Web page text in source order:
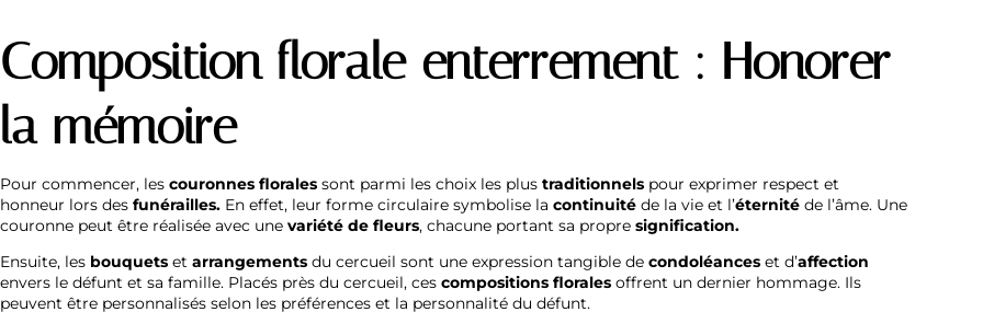
Composition florale enterrement : Honorer
la mémoire
Pour commencer, les couronnes florales sont parmi les choix les plus traditionnels pour exprimer respect et
honneur lors des funérailles. En effet, leur forme circulaire symbolise la continuité de la vie et l’éternité de l’âme. Une
couronne peut être réalisée avec une variété de fleurs, chacune portant sa propre signification.
Ensuite, les bouquets et arrangements du cercueil sont une expression tangible de condoléances et d’affection
envers le défunt et sa famille. Placés près du cercueil, ces compositions florales offrent un dernier hommage. Ils
peuvent être personnalisés selon les préférences et la personnalité du défunt.